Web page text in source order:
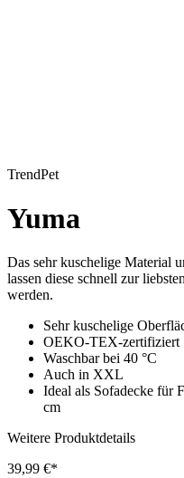
TrendPet
Yuma
Das sehr kuschelige Material
lassen diese schnell zur
werden.
Sehr kuschelige
OEKO-TEX-zertifiziert
Waschbar bei 40 °C
Auch in XXL
Ideal als Sofadecke für
cm
Weitere Produktdetails
39,99 €*